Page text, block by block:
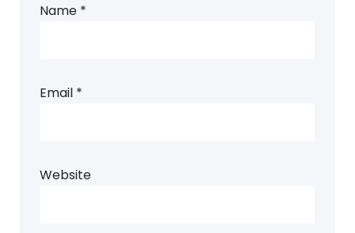
Name *
Email *
Website